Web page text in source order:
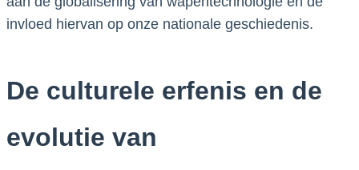
invloed hiervan op onze nationale geschiedenis.
De culturele erfenis en de
evolutie van